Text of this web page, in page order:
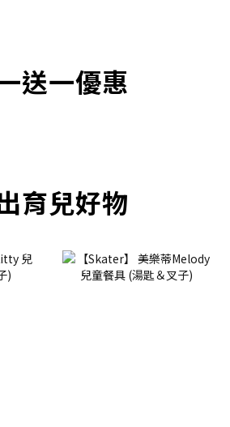
送一優惠
育兒好物